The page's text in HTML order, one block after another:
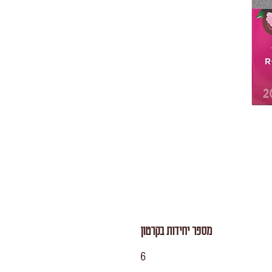
מספר יחידות בקרטון
6